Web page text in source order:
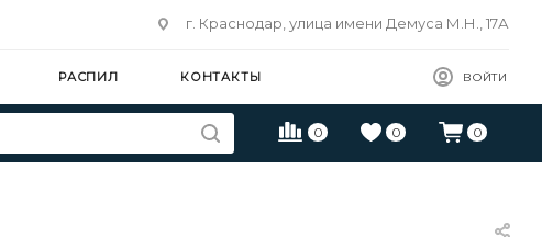
г. Краснодар, улица имени Демуса М.Н., 17А
ВОЙТИ
РАСПИЛ КОНТАКТЫ
0 0 0